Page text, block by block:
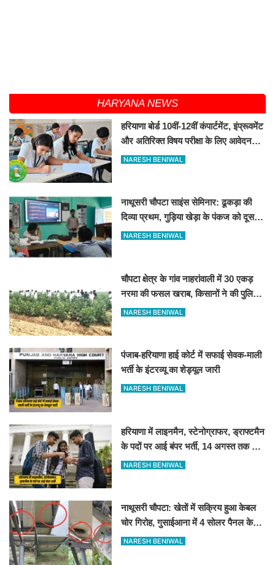
HARYANA NEWS
हरियाणा बोर्ड 10वीं-12वीं कंपार्टमेंट, इंप्रूवमेंट
और अतिरिक्त विषय परीक्षा के लिए आवेदन
शुरू
NARESH BENIWAL
नाथूसरी चौपटा साइंस सेमिनार: ढूकड़ा की
दिव्या प्रथम, गुड़िया खेड़ा के पंकज को दूसरा
स्थान
NARESH BENIWAL
चौपटा क्षेत्र के गांव नाहरांवाली में 30 एकड़
नरमा की फसल खराब, किसानों ने की पुलिस
व कृषि विभाग से जांच की मांग
NARESH BENIWAL
पंजाब-हरियाणा हाई कोर्ट में सफाई सेवक-माली
भर्ती के इंटरव्यू का शेड्यूल जारी
NARESH BENIWAL
हरियाणा में लाइनमैन, स्टेनोग्राफर, ड्राफ्टमैन
के पदों पर आई बंपर भर्ती, 14 अगस्त तक करें
आवेदन
NARESH BENIWAL
नाथूसरी चौपटा: खेतों में सक्रिय हुआ केबल
चोर गिरोह, गुसाईआना में 4 सोलर पैनल केबल
की चोरी
NARESH BENIWAL